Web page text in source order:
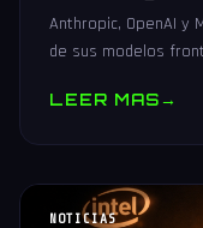
Anthropic, OpenAI y
de sus modelos
LEER MAS→
NOTICIAS